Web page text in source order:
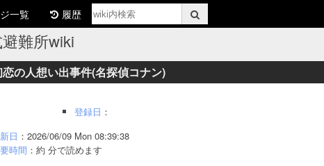
一覧 履歴
難所wiki
の人想い出事件(名探偵コナン)
登録日 ：
日 ：2026/06/09 Mon 08:39:38
時間 ：約 分で読めます